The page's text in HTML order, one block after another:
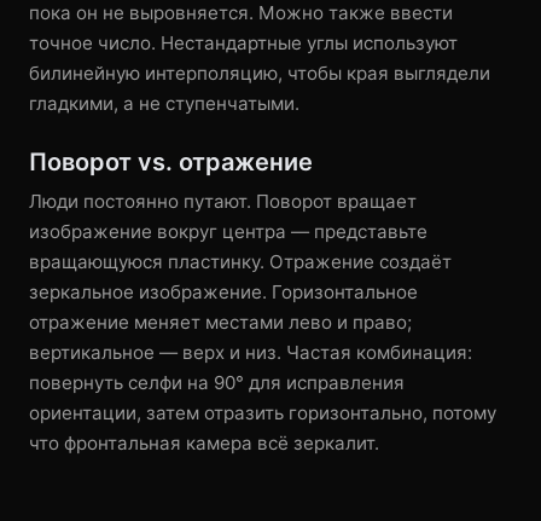
пока он не выровняется. Можно также ввести
точное число. Нестандартные углы используют
билинейную интерполяцию, чтобы края выглядели
гладкими, а не ступенчатыми.
Поворот vs. отражение
Люди постоянно путают. Поворот вращает
изображение вокруг центра — представьте
вращающуюся пластинку. Отражение создаёт
зеркальное изображение. Горизонтальное
отражение меняет местами лево и право;
вертикальное — верх и низ. Частая комбинация:
повернуть селфи на 90° для исправления
ориентации, затем отразить горизонтально, потому
что фронтальная камера всё зеркалит.